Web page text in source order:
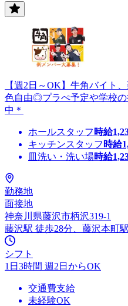
【週2日～OK】牛角バイ
色自由◎プラぺ予定や学校
中＊
ホールスタッフ 時給
キッチンスタッフ 時給
皿洗い・洗い場時給
勤務地
面接地
神奈川県藤沢市柄沢319-1
藤沢駅 徒歩28分、藤沢本町
シフト
1日3時間 週2日からOK
交通費支給
未経験OK